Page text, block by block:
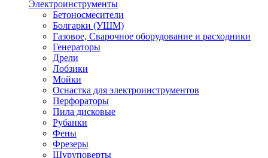
Электроинструменты
Бетоносмесители
Болгарки (УШМ)
Газовое, Сварочное оборудование и расходники
Генераторы
Дрели
Лобзики
Мойки
Оснастка для электроинструментов
Перфораторы
Пила дисковые
Рубанки
Фены
Фрезеры
Шуруповерты